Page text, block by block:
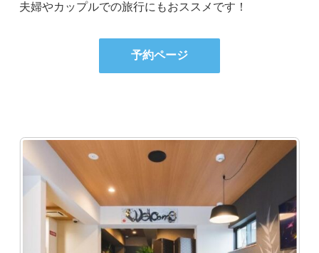
夫婦やカップルでの旅行にもおススメです！
予約ページ